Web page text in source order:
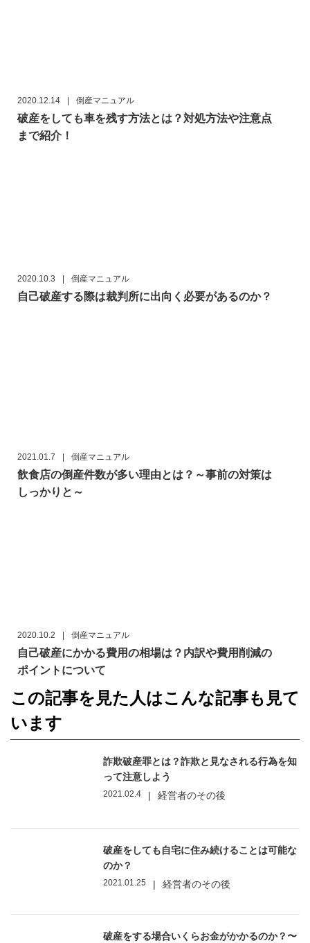
2020.12.14 | 倒産マニュアル
破産をしても車を残す方法とは？対処方法や注意点
まで紹介！
2020.10.3 | 倒産マニュアル
自己破産する際は裁判所に出向く必要があるのか？
2021.01.7 | 倒産マニュアル
飲食店の倒産件数が多い理由とは？～事前の対策は
しっかりと～
2020.10.2 | 倒産マニュアル
自己破産にかかる費用の相場は？内訳や費用削減の
ポイントについて
この記事を見た人はこんな記事も見て
います
詐欺破産罪とは？詐欺と見なされる行為を知
って注意しよう
2021.02.4 | 経営者のその後
破産をしても自宅に住み続けることは可能な
のか？
2021.01.25 | 経営者のその後
破産をする場合いくらお金がかかるのか？〜